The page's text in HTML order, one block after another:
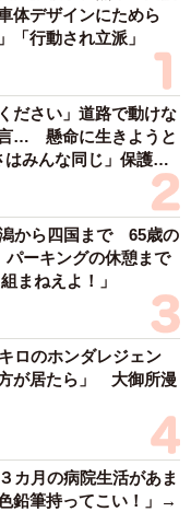
体デザインにためら
行動され立派」
ださい」道路で動けな
… 懸命に生きようと
みんな同じ」保護団
から四国まで 65歳の
ーキングの休憩まで
まねえよ！」
ロのホンダレジェン
が居たら」 大御所漫
カ月の病院生活があま
鉛筆持ってこい！」→